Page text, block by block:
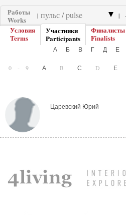
Работы
Works
| |
Условия
Terms
Участники
Participants
Финалисты
Finalists
А Б В Г Д Е
0-9 A B C D E
Царевский Юрий